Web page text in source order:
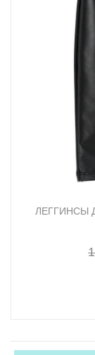
ЛЕГГИНСЫ